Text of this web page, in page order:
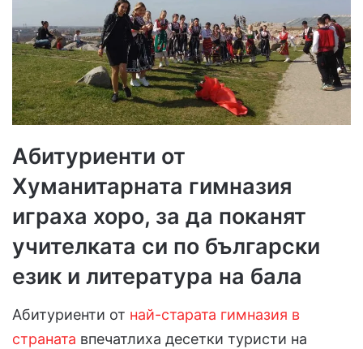
Абитуриенти от
Хуманитарната гимназия
играха хоро, за да поканят
учителката си по български
език и литература на бала
Абитуриенти от най-старата гимназия в
страната впечатлиха десетки туристи на